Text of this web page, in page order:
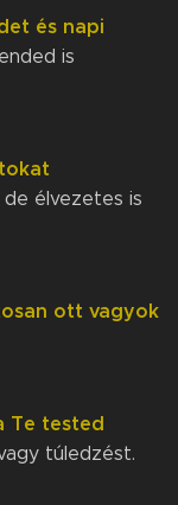
és napi
is
de élvezetes is
ott vagyok
Te tested
túledzést.